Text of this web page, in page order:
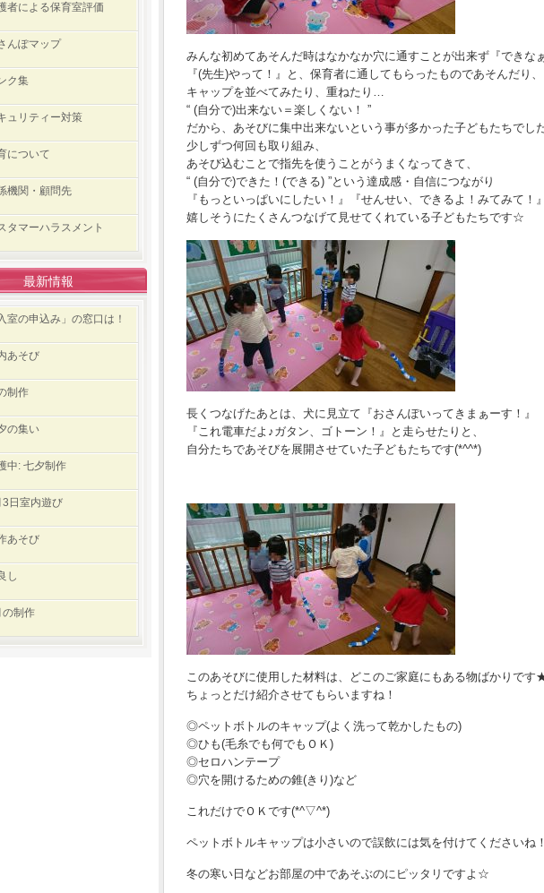
みんな初めてあそんだ時はなかなか穴に通すことが出来ず『できな
『(先生)やって！』と、保育者に通してもらったものであそんだり、
キャップを並べてみたり、重ねたり…
“ (自分で)出来ない＝楽しくない！ ”
だから、あそびに集中出来ないという事が多かった子どもたちでし
少しずつ何回も取り組み、
あそび込むことで指先を使うことがうまくなってきて、
“ (自分で)できた！(できる) ”という達成感・自信につながり
『もっといっぱいにしたい！』『せんせい、できるよ！みてみて！
嬉しそうにたくさんつなげて見せてくれている子どもたちです☆
長くつなげたあとは、犬に見立て『おさんぽいってきまぁーす！』
『これ電車だよ♪ガタン、ゴトーン！』と走らせたりと、
自分たちであそびを展開させていた子どもたちです(*^^*)
このあそびに使用した材料は、どこのご家庭にもある物ばかりです
ちょっとだけ紹介させてもらいますね！
◎ペットボトルのキャップ(よく洗って乾かしたもの)
◎ひも(毛糸でも何でもＯＫ)
◎セロハンテープ
◎穴を開けるための錐(きり)など
これだけでＯＫです(*^▽^*)
ペットボトルキャップは小さいので誤飲には気を付けてくださいね
冬の寒い日などお部屋の中であそぶのにピッタリですよ☆
者による保育室評価
んぽマップ
ク集
ュリティー対策
について
機関・顧問先
タマーハラスメント
最新情報
入室の申込み」の窓口は！
あそび
制作
の集い
中: 七夕制作
3日室内遊び
あそび
し
の制作